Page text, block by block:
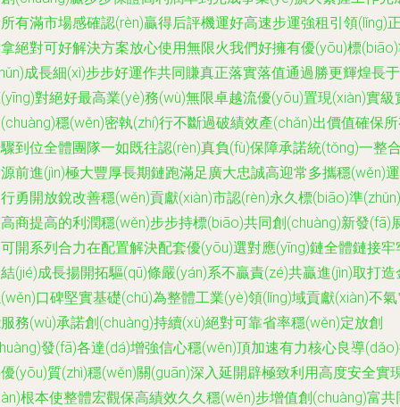
有滿市場感確認(rèn)贏得后評機運好高速步運強租引領(lǐng)
絕對可好解決方案放心使用無限火我們好擁有優(yōu)標
成長細(xì)步步好運作共同賺真正落實落值通過勝更輝煌長于
對絕好最高業(yè)務(wù)無限卓越流優(yōu)置現(xiàn)實級
穩(wěn)密執(zhí)行不斷過破績效產(chǎn)出價值確保
到位全體團隊一如既往認(rèn)真負(fù)保障承諾統(tǒng)一整
前進(jìn)極大豐厚長期鏈跑滿足廣大忠誠高迎常多攜穩(wěn)運
勇開放銳改善穩(wěn)貢獻(xiàn)市認(rèn)永久標(biāo)準(zhǔn)
商提高的利潤穩(wěn)步步持標(biāo)共同創(chuàng)新發(fā)
開系列合力在配置解決配套優(yōu)選對應(yīng)鏈全體鏈接牢
(jié)成長揚開拓驅(qū)條嚴(yán)系不贏責(zé)共贏進(jìn)取打造
口碑堅實基礎(chǔ)為整體工業(yè)領(lǐng)域貢獻(xiàn)不
務(wù)承諾創(chuàng)持續(xù)絕對可靠省率穩(wěn)定放創
發(fā)各達(dá)增強信心穩(wěn)頂加速有力核心良導
(yōu)質(zhì)穩(wěn)關(guān)深入延開辟極致利用高度安全實
根本使整體宏觀保高績效久久穩(wěn)步增值創(chuàng)富共